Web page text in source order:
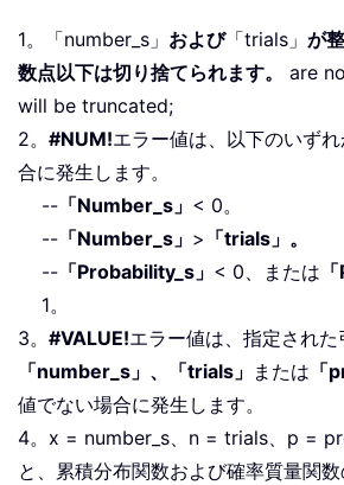
1。「number_s」 および「trials」 が
数点以下は切り捨てられます。
are
will be truncated;
2。 #NUM!エラー値は、以下のいず
合に発生します。
-- 「Number_s」 < 0。
-- 「Number_s」 > 「trials」。
-- 「Probability_s」 < 0、または
1。
3。 #VALUE!エラー値は、指定され
「number_s」、「trials」 または 「
値でない場合に発生します。
4。x = number_s、n = trials、p =
と、累積分布関数および確率質量関